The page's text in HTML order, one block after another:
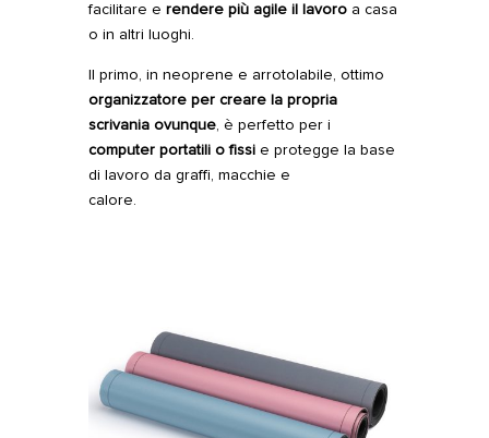
facilitare e rendere più agile il lavoro a casa
o in altri luoghi.
Il primo, in neoprene e arrotolabile, ottimo
organizzatore per creare la propria
scrivania ovunque, è perfetto per i
computer portatili o fissie protegge la base
di lavoro da graffi, macchie e
calore.